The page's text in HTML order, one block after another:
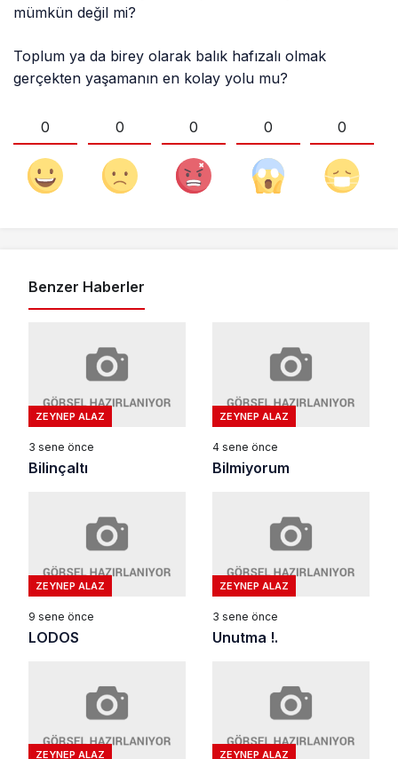
mümkün değil mi?
Toplum ya da birey olarak balık hafızalı olmak
gerçekten yaşamanın en kolay yolu mu?
0 0 0 0 0
Benzer Haberler
ZEYNEP ALAZ
3 sene önce
Bilinçaltı
ZEYNEP ALAZ
4 sene önce
Bilmiyorum
ZEYNEP ALAZ
9 sene önce
LODOS
ZEYNEP ALAZ
3 sene önce
Unutma !.
ZEYNEP ALAZ ZEYNEP ALAZ